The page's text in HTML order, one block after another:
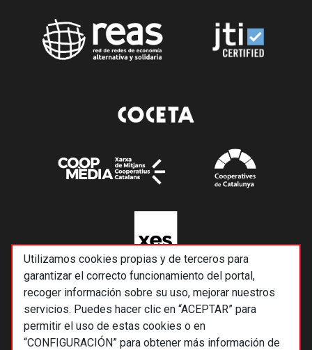
Utilizamos cookies propias y de terceros para
garantizar el correcto funcionamiento del portal,
recoger información sobre su uso, mejorar nuestros
servicios. Puedes hacer clic en “ACEPTAR” para
permitir el uso de estas cookies o en
“CONFIGURACIÓN” para obtener más información de